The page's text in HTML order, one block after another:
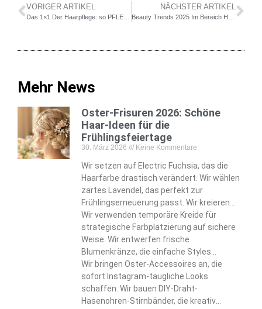
VORIGER ARTIKEL
Das 1×1 Der Haarpflege: so PFLEGST Du Deine HAARE NACHTS
NÄCHSTER ARTIKEL
Beauty Trends 2025 Im Bereich Haare: Was Uns Erwartet
Mehr News
Oster-Frisuren 2026: Schöne
Haar-Ideen für die
Frühlingsfeiertage
30. März 2026 Keine Kommentare
Wir setzen auf Electric Fuchsia, das die
Haarfarbe drastisch verändert. Wir wählen
zartes Lavendel, das perfekt zur
Frühlingserneuerung passt. Wir kreieren
eiförmige Dutts, die handgemalte
Pastellabschnitte wunderschön zur
Geltung bringen. Wir bauen
Regenbogensträhnen ein, die mühelos
fantasievolle Akzente setzen.
Wir verwenden temporäre Kreide für
strategische Farbplatzierung auf sichere
Weise. Wir entwerfen frische
Blumenkränze, die einfache Styles
komplett verwandeln. Wir befestigen
unsichtbare Klammern, die dauerhafte
Eleganz gewährleisten. Wir basteln
Schmetterlings-Bubble-Zöpfe, die Kinder
Wir bringen Oster-Accessoires an, die
sofort Instagram-taugliche Looks
schaffen. Wir bauen DIY-Draht-
Hasenohren-Stirnbänder, die kreativ